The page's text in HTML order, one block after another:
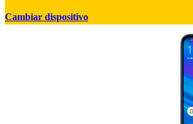
Cambiar dispositivo